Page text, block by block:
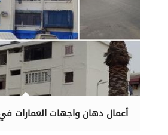
أعمال دهان واجهات العمارات في شارع